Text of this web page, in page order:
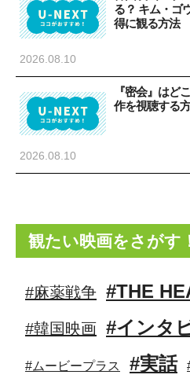
る？ キム・ゴ
得に観る方法
2026.08.10
『密会』はど
作を視聴する
2026.08.10
観たい映画をさがす
#麻薬戦争 #THE
#韓国映画 #インタ
#ムービープラス #実話